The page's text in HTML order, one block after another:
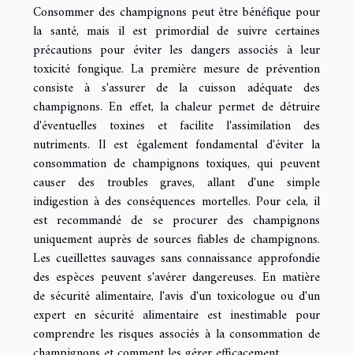
Consommer des champignons peut être bénéfique pour
la santé, mais il est primordial de suivre certaines
précautions pour éviter les dangers associés à leur
toxicité fongique. La première mesure de prévention
consiste à s'assurer de la cuisson adéquate des
champignons. En effet, la chaleur permet de détruire
d'éventuelles toxines et facilite l'assimilation des
nutriments. Il est également fondamental d'éviter la
consommation de champignons toxiques, qui peuvent
causer des troubles graves, allant d'une simple
indigestion à des conséquences mortelles. Pour cela, il
est recommandé de se procurer des champignons
uniquement auprès de sources fiables de champignons.
Les cueillettes sauvages sans connaissance approfondie
des espèces peuvent s'avérer dangereuses. En matière
de sécurité alimentaire, l'avis d'un toxicologue ou d'un
expert en sécurité alimentaire est inestimable pour
comprendre les risques associés à la consommation de